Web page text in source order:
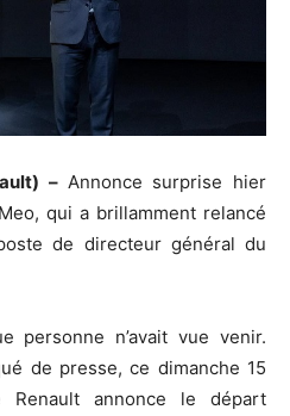
– Annonce surprise hier
qui a brillamment relancé
de directeur général du
personne n’avait vue venir.
de presse, ce dimanche 15
annonce le départ